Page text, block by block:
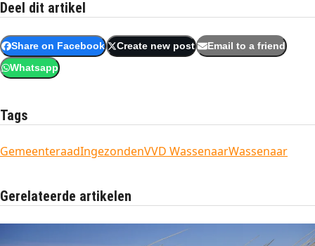
Deel dit artikel
Share on Facebook Create new post Email to a friend
Whatsapp
Tags
GemeenteraadIngezondenVVD WassenaarWassenaar
Gerelateerde artikelen